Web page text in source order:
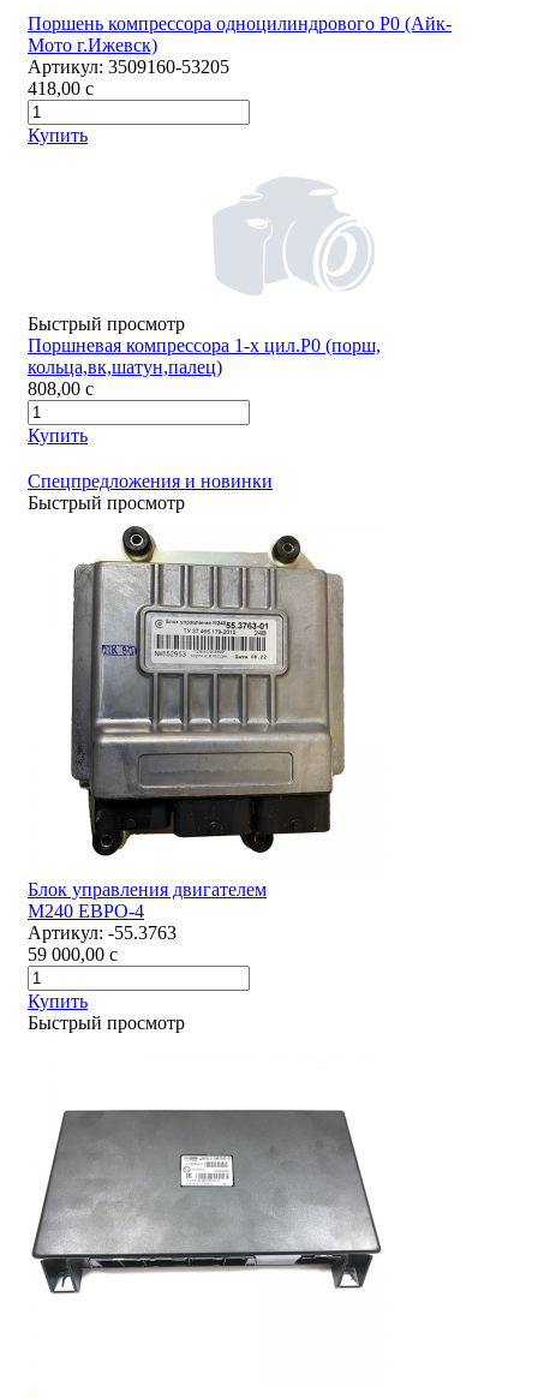
Поршень компрессора одноцилиндрового Р0 (Айк-
Мото г.Ижевск)
Артикул: 3509160-53205
418,00 c
Купить
Быстрый просмотр
Поршневая компрессора 1-х цил.Р0 (порш,
кольца,вк,шатун,палец)
808,00 c
Купить
Спецпредложения и новинки
Быстрый просмотр
Блок управления двигателем
М240 ЕВРО-4
Артикул: -55.3763
59 000,00 c
Купить
Быстрый просмотр